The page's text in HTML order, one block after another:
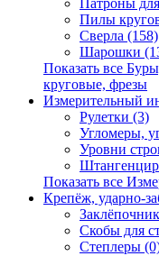
Пилы
Сверла (158)
Шарошки
Показать все
круговые, фрезы
Измерительный
Рулетки (3)
Угломеры,
Уровни
Показать все
Крепёж, ударно-
Скобы для
Степлеры